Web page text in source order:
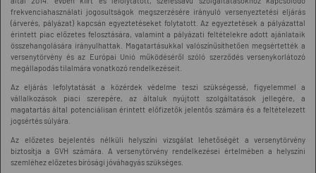
frekvenciahasználati jogosultságok megszerzésére irányuló versenyeztetési eljárás
(árverés, pályázat) kapcsán egyeztetéseket folytatott. Az egyeztetések a pályázattal
érintett piac előzetes felosztására, valamint a pályázati feltételekre adott ajánlataik
összehangolására irányulhattak. Magatartásukkal valószínűsíthetően megsértették a
versenytörvény és az Európai Unió működéséről szóló szerződés versenykorlátozó
megállapodás tilalmára vonatkozó rendelkezéseit.
Az eljárás lefolytatását a közérdek védelme teszi szükségessé, figyelemmel a
vállalkozások piaci szerepére, az általuk nyújtott szolgáltatások jellegére, a
magatartás által potenciálisan érintett előfizetők jelentős számára és a feltételezett
jogsértés súlyára.
Az előzetes bejelentés nélküli helyszíni vizsgálat lehetőségét a versenytörvény
biztosítja a GVH számára. A versenytörvény rendelkezései értelmében a helyszíni
szemléhez előzetes bírósági jóváhagyás szükséges.